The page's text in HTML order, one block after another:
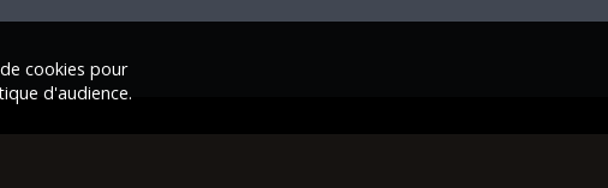
légales
cookies pour
d'audience.